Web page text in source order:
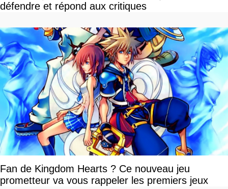
défendre et répond aux critiques
Fan de Kingdom Hearts ? Ce nouveau jeu
prometteur va vous rappeler les premiers jeux